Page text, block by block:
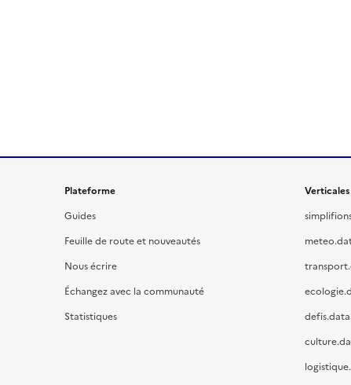
Plateforme
Guides
Feuille de route et nouveautés
Nous écrire
Échangez avec la communauté
Statistiques